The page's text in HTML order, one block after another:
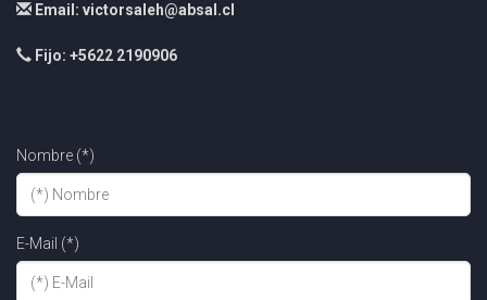
Email: victorsaleh@absal.cl
Fijo: +5622 2190906
Nombre (*)
E-Mail (*)